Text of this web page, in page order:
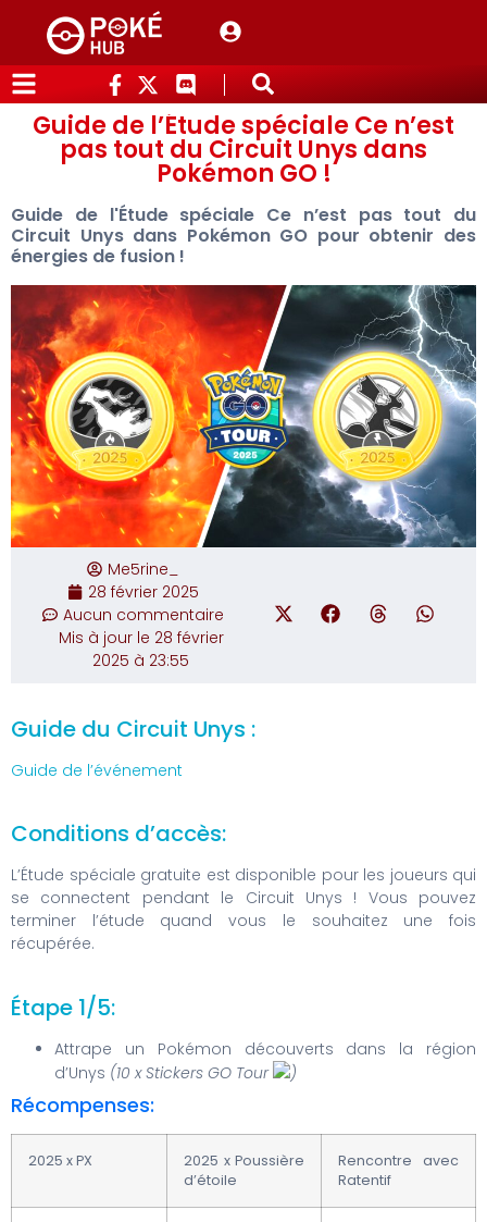
Guide de l’Étude spéciale Ce n’est
pas tout du Circuit Unys dans
Pokémon GO !
Guide de l'Étude spéciale Ce n’est pas tout du
Circuit Unys dans Pokémon GO pour obtenir des
énergies de fusion !
Me5rine_
28 février 2025
Aucun commentaire
Mis à jour le 28 février
2025 à 23:55
Guide du Circuit Unys :
Guide de l’événement
Conditions d’accès:
L’Étude spéciale gratuite est disponible pour les joueurs qui
se connectent pendant le Circuit Unys ! Vous pouvez
terminer l’étude quand vous le souhaitez une fois
récupérée.
Étape 1/5:
Attrape un Pokémon découverts dans la région
d’Unys (10 x Stickers GO Tour )
Récompenses:
2025 x PX
2025 x Poussière
d’étoile
Rencontre avec
Ratentif